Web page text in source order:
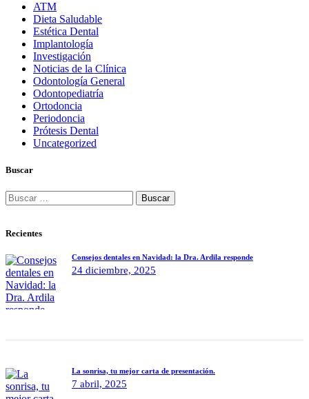
ATM
Dieta Saludable
Estética Dental
Implantología
Investigación
Noticias de la Clínica
Odontología General
Odontopediatría
Ortodoncia
Periodoncia
Prótesis Dental
Uncategorized
Buscar
Buscar:
Recientes
Consejos dentales en Navidad: la Dra. Ardila responde
24 diciembre, 2025
La sonrisa, tu mejor carta de presentación.
7 abril, 2025